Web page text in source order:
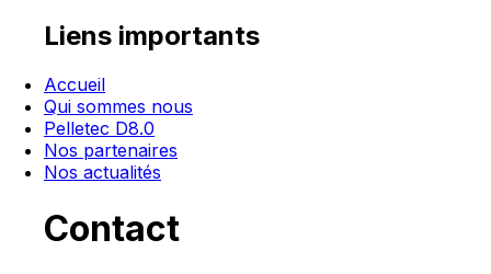
Liens importants
Accueil
Qui sommes nous
Pelletec D8.0
Nos partenaires
Nos actualités
Contact